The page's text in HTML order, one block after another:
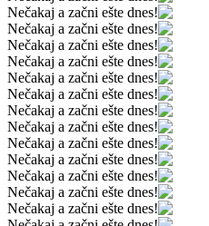
Nečakaj a začni ešte dnes!
Nečakaj a začni ešte dnes!
Nečakaj a začni ešte dnes!
Nečakaj a začni ešte dnes!
Nečakaj a začni ešte dnes!
Nečakaj a začni ešte dnes!
Nečakaj a začni ešte dnes!
Nečakaj a začni ešte dnes!
Nečakaj a začni ešte dnes!
Nečakaj a začni ešte dnes!
Nečakaj a začni ešte dnes!
Nečakaj a začni ešte dnes!
Nečakaj a začni ešte dnes!